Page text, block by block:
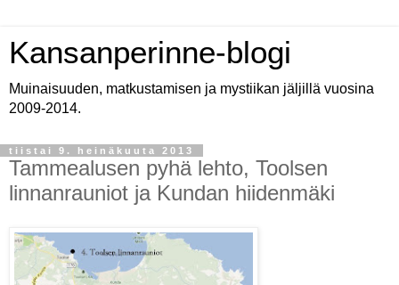
Kansanperinne-blogi
Muinaisuuden, matkustamisen ja mystiikan jäljillä vuosina
2009-2014.
tiistai 9. heinäkuuta 2013
Tammealusen pyhä lehto, Toolsen
linnanrauniot ja Kundan hiidenmäki